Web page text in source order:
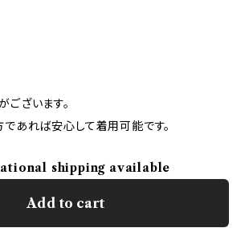
ございます。
あれば安心して着用可能です。
shipping available
Add to cart